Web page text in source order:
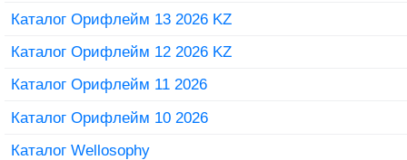
Каталог Орифлейм 13 2026 KZ
Каталог Орифлейм 12 2026 KZ
Каталог Орифлейм 11 2026
Каталог Орифлейм 10 2026
Каталог Wellosophy